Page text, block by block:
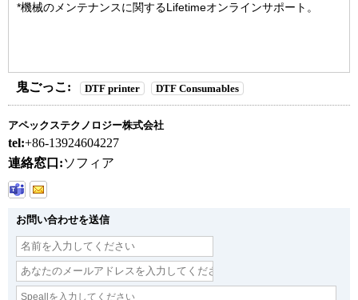
*機械のメンテナンスに関するLifetimeオンラインサポート。
鬼ごっこ: DTF printer DTF Consumables
アペックステクノロジー株式会社
tel:+86-13924604227
連絡窓口:ソフィア
お問い合わせを送信